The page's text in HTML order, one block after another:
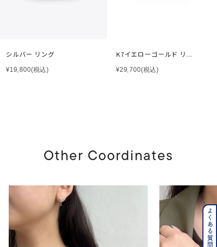
シルバー リング
¥19,800(税込)
K7イエローゴールド リ...
¥29,700(税込)
Other Coordinates